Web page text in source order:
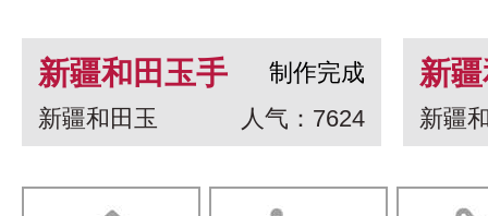
新疆和田玉手
串 龙生九子
制作完成
新疆和田玉
人气：7624
新
白
一
新疆